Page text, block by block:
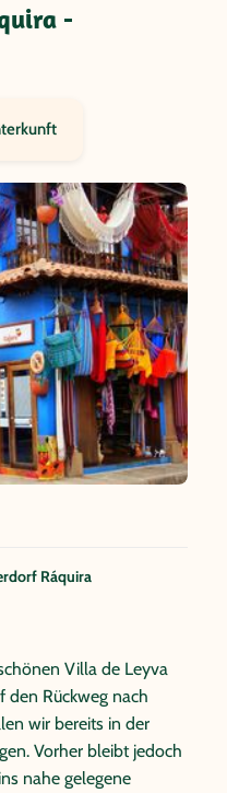
-
Ráquira
Villa de Leyva
den Rückweg nach
wir bereits in der
Vorher bleibt jedoch
nahe gelegene